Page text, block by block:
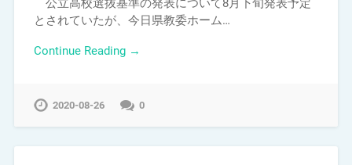
公立高校選抜基準の発表について8月下旬発表予定
とされていたが、今日県教委ホーム…
Continue Reading →
2020-08-26 0